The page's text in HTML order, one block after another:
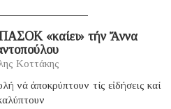
«καίει» τήν Ἄννα
Κοττάκης
νά ἀποκρύπτουν τίς εἰδήσεις καί